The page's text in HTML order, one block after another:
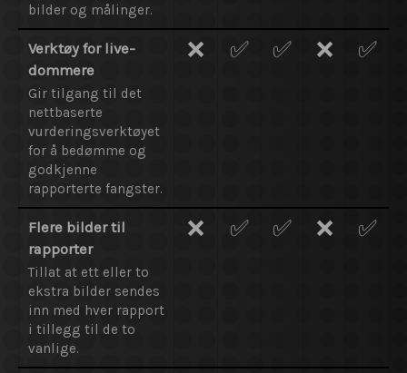
bilder og målinger.
Verktøy for live-
dommere
Gir tilgang til det
nettbaserte
vurderingsverktøyet
for å bedømme og
godkjenne
rapporterte fangster.
❌ ✅ ✅ ❌ ✅
Flere bilder til
rapporter
Tillat at ett eller to
ekstra bilder sendes
inn med hver rapport
i tillegg til de to
vanlige.
❌ ✅ ✅ ❌ ✅